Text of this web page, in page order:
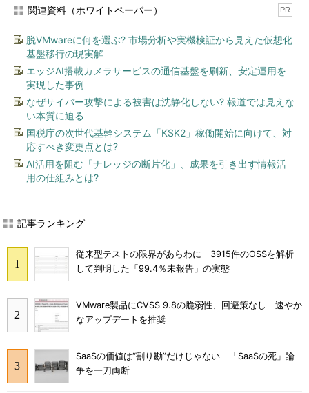
関連資料（ホワイトペーパー） PR
脱VMwareに何を選ぶ? 市場分析や実機検証から見えた仮想化
基盤移行の現実解
エッジAI搭載カメラサービスの通信基盤を刷新、安定運用を
実現した事例
なぜサイバー攻撃による被害は沈静化しない? 報道では見えな
い本質に迫る
国税庁の次世代基幹システム「KSK2」稼働開始に向けて、対
応すべき変更点とは?
AI活用を阻む「ナレッジの断片化」、成果を引き出す情報活
用の仕組みとは?
記事ランキング
従来型テストの限界があらわに 3915件のOSSを解析
して判明した「99.4％未報告」の実態
VMware製品にCVSS 9.8の脆弱性、回避策なし 速やか
なアップデートを推奨
SaaSの価値は“割り勘”だけじゃない 「SaaSの死」論
争を一刀両断